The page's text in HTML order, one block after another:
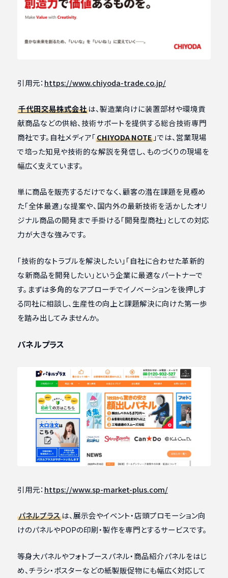
引用元： https://www.chiyoda-trade.co.jp/
千代田交易株式会社は、製造業向けに装置部材や環境貢
献商品などの供給、技術サポートを提供する総合技術専門
商社です。自社メディア「CHIYODA NOTE」では、営業現場
で培った知見や技術的な解説を発信し、ものづくりの現場を
幅広く支えています。
単に商品を販売するだけでなく、顧客の潜在課題を見極め
た「全体最適」な提案や、国内外の最新技術を活かしたオリ
ジナル商品の開発まで手掛ける「開発型商社」としての対応
力が大きな強みです。
「技術的なトラブルを解決したい」「自社に合わせた革新的
な新商品を開発したい」という企業に最適なパートナーで
す。まずは多角的なアプローチでイノベーションを後押しす
る同社に相談し、生産性の向上と課題解決に向けた第一歩
を踏み出してみませんか。
パネルプラス
引用元： https://www.sp-market-plus.com/
パネルプラスは、展示会やイベント・店頭プロモーション向
けのパネルやPOPの印刷・製作を専門とするサービスです。
等身大パネルやフォトブースパネル・商品紹介パネルをはじ
め、チラシ・ポスターなどの紙製販促物にも幅広く対応して